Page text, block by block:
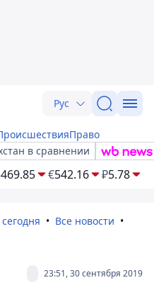
Рус
Право
в сравнении
469.85 €542.16 ₽5.78
Все новости
23:51, 30 сентября 2019